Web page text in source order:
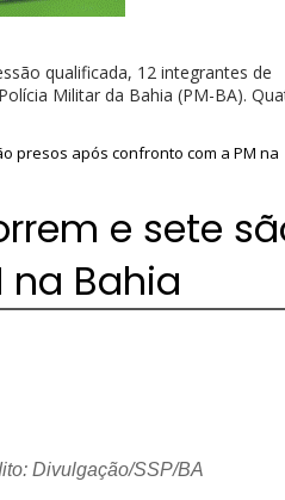
qualificada, 12 integrantes de
Militar da Bahia (PM-BA).
presos após confronto com a PM na
e sete
Bahia
Divulgação/SSP/BA